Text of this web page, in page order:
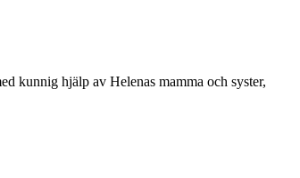
kunnig hjälp av Helenas mamma och syster,